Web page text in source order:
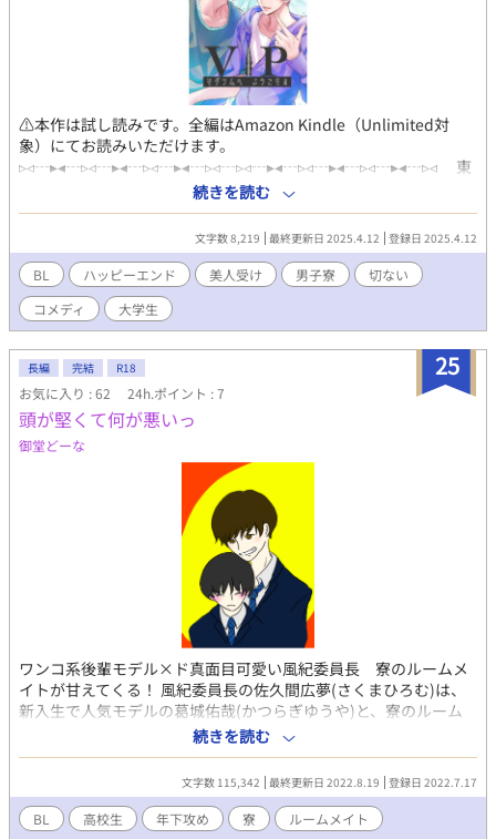
⚠本作は試し読みです。全編はAmazon Kindle（Unlimited対
象）にてお読みいただけます。
▹◃┄▸◂┄▹◃┄▸◂┄▹◃┄▸◂┄▹◃┄▹◃┄▸◂┄▹◃┄▸◂┄▹◃┄▸◂┄▹◃ 東
京で一人暮らしをしながら大学生活を送る水鳥川朔実は、友人に
すすめられたのをきっかけに『ＶＩＰマグナム』男子寮へと入居
する。 二人一組の部屋でルームメイトとなったのは、寮内一の
問題児と噂されるアイルランド出身の留学生、エヴァン・スウィ
フトだった。 田舎育ちで純朴な朔実と相反して、エヴァンは持
って生まれた中性的な美貌を武器に男とまぐわることでお金を稼
いでいる。 対象的な二人が繰り広げる同居生活の行く末はいか
に――⁉ 男子寮『ＶＩＰマグナム』を舞台に描かれる笑いどこ
ろ満載のラブコメディ！ 個性豊かなメンバーと供にLet'sマグナ
ムライフ♂
続きを読む
文字数 8,219 最終更新日 2025.4.12 登録日 2025.4.12
BL ハッピーエンド 美人受け 男子寮
切ない
コメディ
大学生
25
長編 完結 R18
お気に入り : 62 24h.ポイント : 7
頭が堅くて何が悪いっ
御堂どーな
ワンコ系後輩モデル×ド真面目可愛い風紀委員長 寮のルームメ
イトが甘えてくる！ 風紀委員長の佐久間広夢(さくまひろむ)は、
新入生で人気モデルの葛城佑哉(かつらぎゆうや)と、寮のルーム
メイトになった。 そしてなぜか、めちゃめちゃ好かれている！？
すぐに甘えてこようとする佑哉を、なんとかあしらう日々。 なぜ
って？ それは、我が校が「交際禁止」だからです。 ハイパーあ
まあま寮生活物語、スタート！
続きを読む
文字数 115,342 最終更新日 2022.8.19 登録日 2022.7.17
BL 高校生 年下攻め 寮 ルームメイト